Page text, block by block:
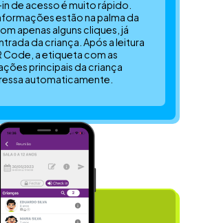
de acesso é muito rápido.
estão na palma da
apenas alguns cliques, já
da criança. Após a leitura
Code, a etiqueta com as
principais da criança
automaticamente.